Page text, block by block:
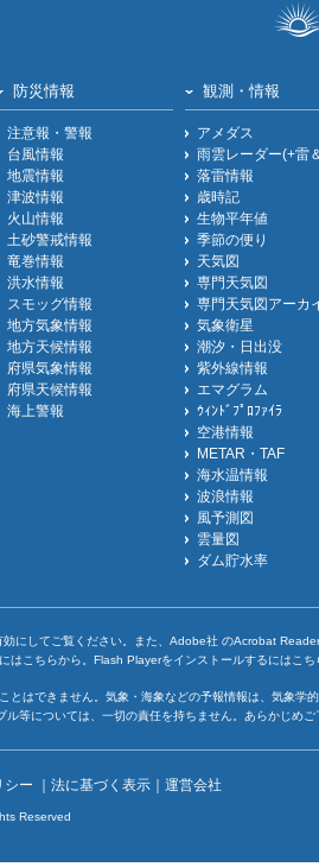
防災情報
注意報・警報
台風情報
地震情報
津波情報
火山情報
土砂警戒情報
竜巻情報
洪水情報
スモッグ情報
地方気象情報
地方天候情報
府県気象情報
府県天候情報
海上警報
観測・情報
アメダス
雨雲レーダー(+雷
落雷情報
歳時記
生物平年値
季節の便り
天気図
専門天気図
専門天気図アーカ
気象衛星
潮汐・日出没
紫外線情報
エマグラム
ｳｨﾝﾄﾞﾌﾟﾛﾌｧｲﾗ
空港情報
METAR・TAF
海水温情報
波浪情報
風予測図
雲量図
ダム貯水率
効にしてご覧ください。また、Adobe社 のAcrobat
は こちらから。Flash Playerをインストールするには こち
とはできません。気象・海象などの予報情報は、気象
ル等については、一切の責任を持ちません。あらかじめ
シー ｜ 法に基づく表示 ｜ 運営会社
Reserved